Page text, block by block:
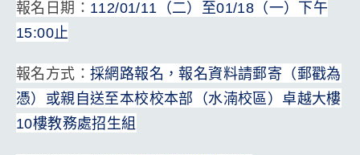
報名日期： 112/01/11 （二）至01/18（一）下午
15:00止
報名方式： 採網路報名，報名資料請郵寄（郵戳為
憑）或親自送至本校校本部（水湳校區）卓越大樓
10樓教務處招生組